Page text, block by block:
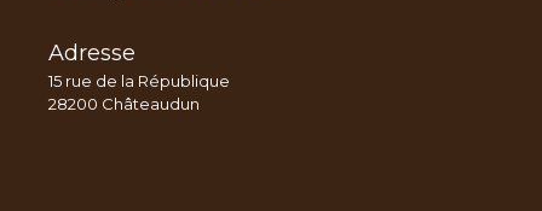
Adresse
15 rue de la République
28200 Châteaudun